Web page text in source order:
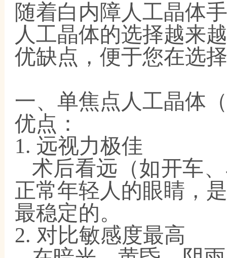
随着白内障人工晶体
人工晶体的选择越来
优缺点，便于您在选
一、单焦点人工晶体
优点：
1. 远视力极佳
术后看远（如开车
正常年轻人的眼睛，
最稳定的。
2. 对比敏感度最高